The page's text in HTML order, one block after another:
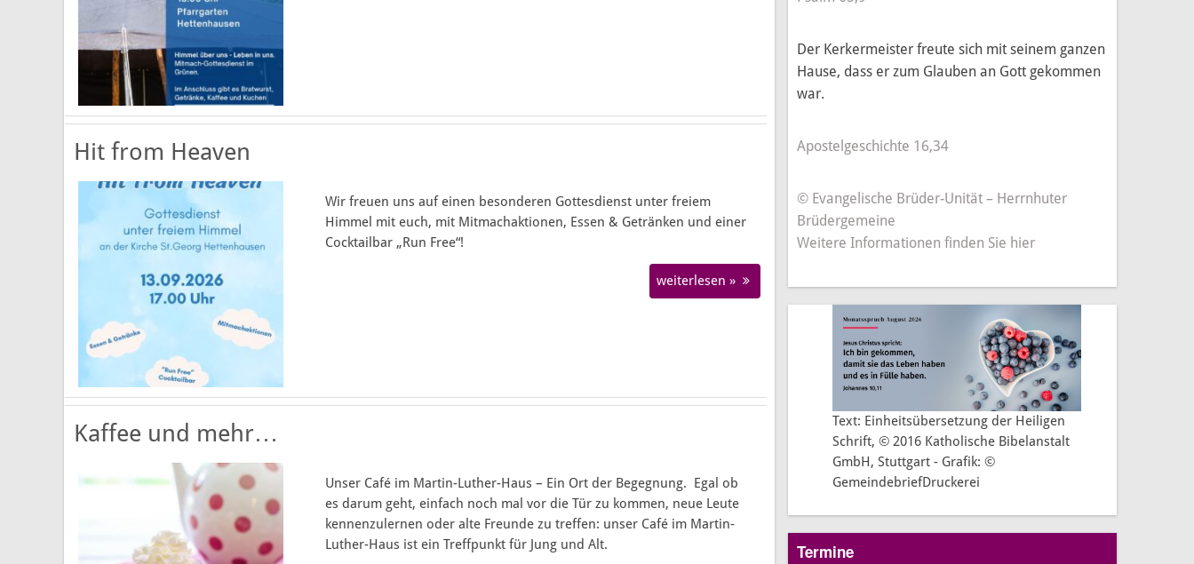
Kooperationsraum Rhön
Links & Downloads
Formulare
Arbeit mit Menschen eines bestimmten Alters
Bauliche Maßnahmen
Orgel-Renovierung
Die Orgel in Hettenhausen – ein musikalisches Kleinod
Entstehung der Modellkirche
Buchung & Belegung
Hit from Heaven
Wir freuen uns auf einen besonderen Gottesdienst unter freiem
Himmel mit euch, mit Mitmachaktionen, Essen & Getränken und einer
Cocktailbar „Run Free“!
weiterlesen »
Kaffee und mehr…
Unser Café im Martin-Luther-Haus – Ein Ort der Begegnung. Egal ob
es darum geht, einfach noch mal vor die Tür zu kommen, neue Leute
kennenzulernen oder alte Freunde zu treffen: unser Café im Martin-
Luther-Haus ist ein Treffpunkt für Jung und Alt.
Der Kerkermeister freute sich mit seinem ganzen
Hause, dass er zum Glauben an Gott gekommen
war.
Apostelgeschichte 16,34
© Evangelische Brüder-Unität – Herrnhuter
Brüdergemeine
Weitere Informationen finden Sie hier
Text: Einheitsübersetzung der Heiligen
Schrift, © 2016 Katholische Bibelanstalt
GmbH, Stuttgart - Grafik: ©
GemeindebriefDruckerei
Termine